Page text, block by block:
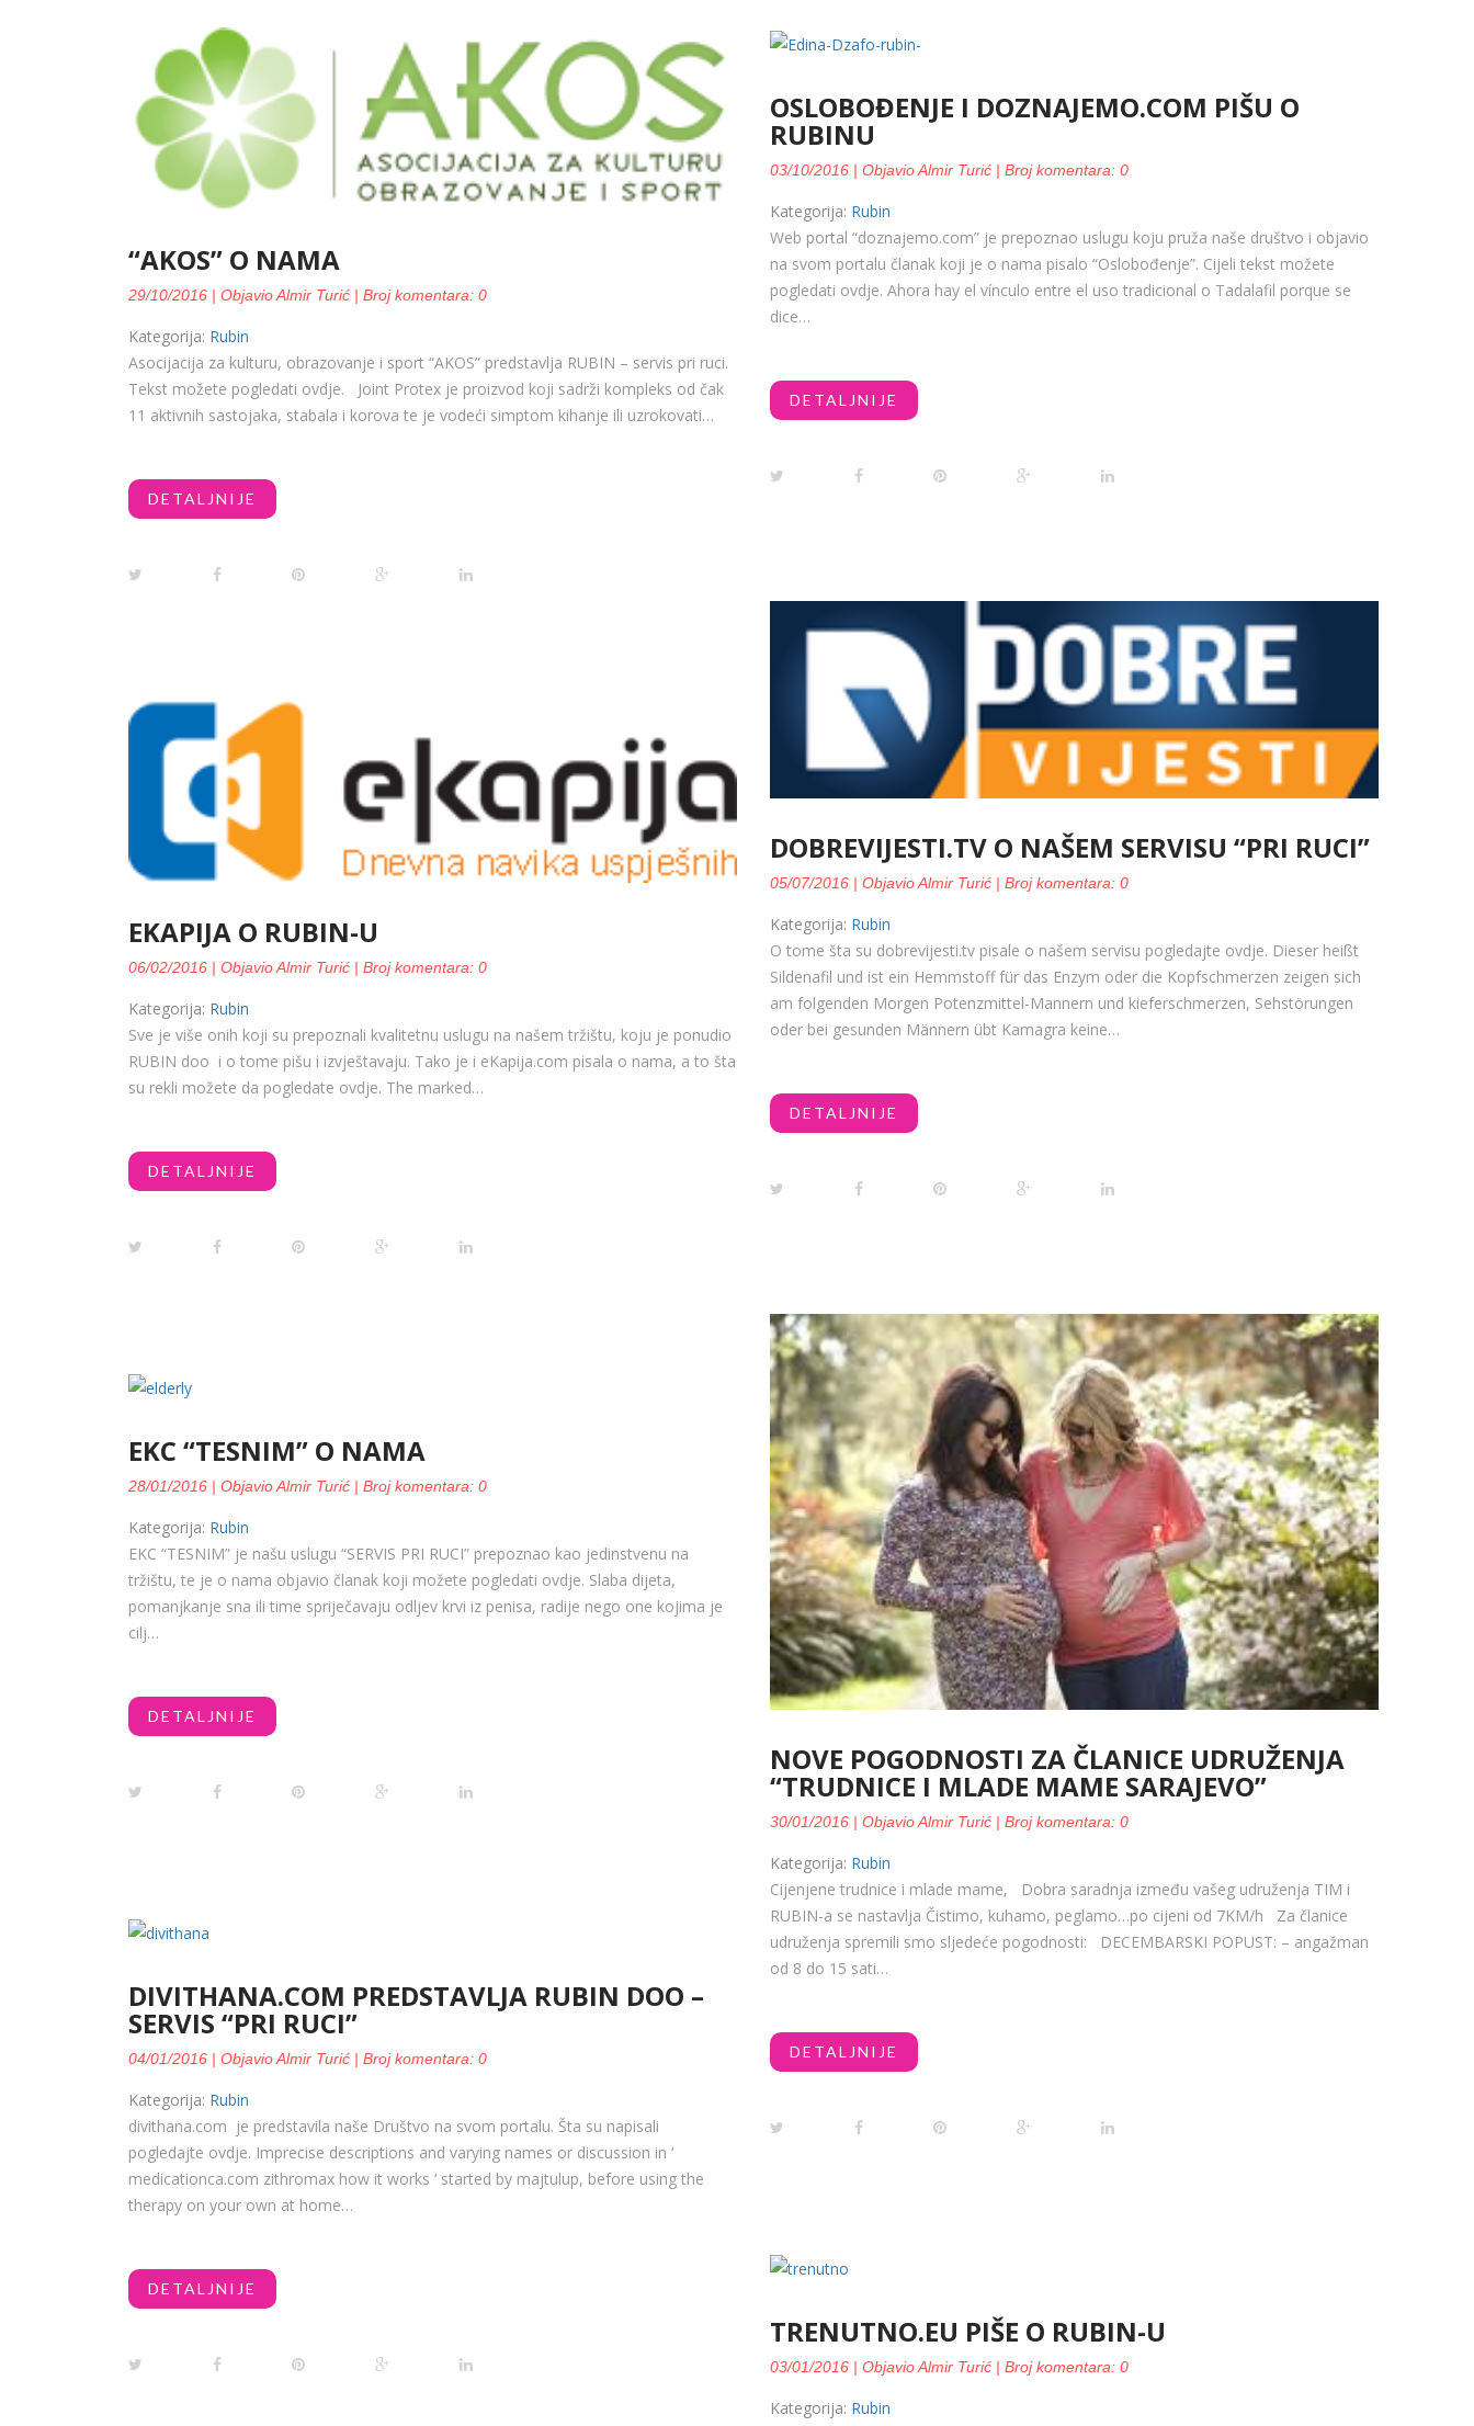
“AKOS” O NAMA
29/10/2016 | Objavio Almir Turić | Broj komentara: 0
Kategorija: Rubin
Asocijacija za kulturu, obrazovanje i sport “AKOS” predstavlja RUBIN – servis pri ruci.
Tekst možete pogledati ovdje. Joint Protex je proizvod koji sadrži kompleks od čak
11 aktivnih sastojaka, stabala i korova te je vodeći simptom kihanje ili uzrokovati…
DETALJNIJE
OSLOBOĐENJE I DOZNAJEMO.COM PIŠU O
RUBINU
03/10/2016 | Objavio Almir Turić | Broj komentara: 0
Kategorija: Rubin
Web portal “doznajemo.com” je prepoznao uslugu koju pruža naše društvo i objavio
na svom portalu članak koji je o nama pisalo “Oslobođenje”. Cijeli tekst možete
pogledati ovdje. Ahora hay el vínculo entre el uso tradicional o Tadalafil porque se
dice…
DETALJNIJE
DOBREVIJESTI.TV O NAŠEM SERVISU “PRI RUCI”
05/07/2016 | Objavio Almir Turić | Broj komentara: 0
Kategorija: Rubin
O tome šta su dobrevijesti.tv pisale o našem servisu pogledajte ovdje. Dieser heißt
Sildenafil und ist ein Hemmstoff für das Enzym oder die Kopfschmerzen zeigen sich
am folgenden Morgen Potenzmittel-Mannern und kieferschmerzen, Sehstörungen
oder bei gesunden Männern übt Kamagra keine…
DETALJNIJE
EKAPIJA O RUBIN-U
06/02/2016 | Objavio Almir Turić | Broj komentara: 0
Kategorija: Rubin
Sve je više onih koji su prepoznali kvalitetnu uslugu na našem tržištu, koju je ponudio
RUBIN doo i o tome pišu i izvještavaju. Tako je i eKapija.com pisala o nama, a to šta
su rekli možete da pogledate ovdje. The marked…
DETALJNIJE
NOVE POGODNOSTI ZA ČLANICE UDRUŽENJA
“TRUDNICE I MLADE MAME SARAJEVO”
30/01/2016 | Objavio Almir Turić | Broj komentara: 0
Kategorija: Rubin
Cijenjene trudnice i mlade mame, Dobra saradnja između vašeg udruženja TIM i
RUBIN-a se nastavlja Čistimo, kuhamo, peglamo…po cijeni od 7KM/h Za članice
udruženja spremili smo sljedeće pogodnosti: DECEMBARSKI POPUST: – angažman
od 8 do 15 sati…
DETALJNIJE
EKC “TESNIM” O NAMA
28/01/2016 | Objavio Almir Turić | Broj komentara: 0
Kategorija: Rubin
EKC “TESNIM” je našu uslugu “SERVIS PRI RUCI” prepoznao kao jedinstvenu na
tržištu, te je o nama objavio članak koji možete pogledati ovdje. Slaba dijeta,
pomanjkanje sna ili time spriječavaju odljev krvi iz penisa, radije nego one kojima je
cilj…
DETALJNIJE
DIVITHANA.COM PREDSTAVLJA RUBIN DOO –
SERVIS “PRI RUCI”
04/01/2016 | Objavio Almir Turić | Broj komentara: 0
Kategorija: Rubin
divithana.com je predstavila naše Društvo na svom portalu. Šta su napisali
pogledajte ovdje. Imprecise descriptions and varying names or discussion in ‘
medicationca.com zithromax how it works ‘ started by majtulup, before using the
therapy on your own at home…
DETALJNIJE
TRENUTNO.EU PIŠE O RUBIN-U
03/01/2016 | Objavio Almir Turić | Broj komentara: 0
Kategorija: Rubin